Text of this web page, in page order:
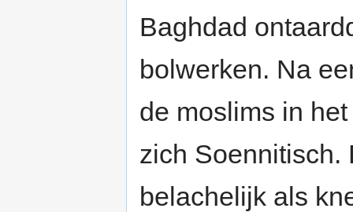
Baghdad
bolwerken. Na
de moslims in
zich Soennitisch.
belachelijk als